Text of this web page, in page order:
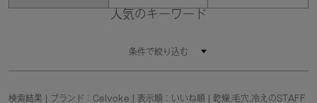
人気のキーワード
条件で絞り込む
検索結果 | ブランド：Celvoke | 表示順：いいね順 | 乾燥,毛穴,冷えのSTAFF